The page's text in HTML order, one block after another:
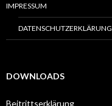
IMPRESSUM
DATENSCHUTZERKLÄRUNG
DOWNLOADS
Beitrittserklärung